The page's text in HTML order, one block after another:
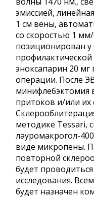
эмиссией,
1 см вены,
со скоростью 1
позиционирован у
эноксапарин 20 мг
операции. После
минифлебэктомия
притоков и/или их
методике Tessari,
лауромакрогол-
виде микропены.
повторной
будет
исследования.
будет назначен